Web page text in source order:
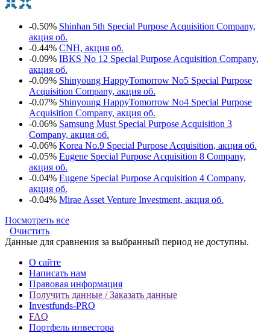
-0.50% Shinhan 5th Special Purpose Acquisition Company,
акция об.
-0.44% CNH, акция об.
-0.09% IBKS No 12 Special Purpose Acquisition Company,
акция об.
-0.09% Shinyoung HappyTomorrow No5 Special Purpose
Acquisition Company, акция об.
-0.07% Shinyoung HappyTomorrow No4 Special Purpose
Acquisition Company, акция об.
-0.06% Samsung Must Special Purpose Acquisition 3
Company, акция об.
-0.06% Korea No.9 Special Purpose Acquisition, акция об.
-0.05% Eugene Special Purpose Acquisition 8 Company,
акция об.
-0.04% Eugene Special Purpose Acquisition 4 Company,
акция об.
-0.04% Mirae Asset Venture Investment, акция об.
Посмотреть все
Очистить
Данные для сравнения за выбранный период не доступны.
О сайте
Написать нам
Правовая информация
Получить данные / Заказать данные
Investfunds-PRO
FAQ
Портфель инвестора